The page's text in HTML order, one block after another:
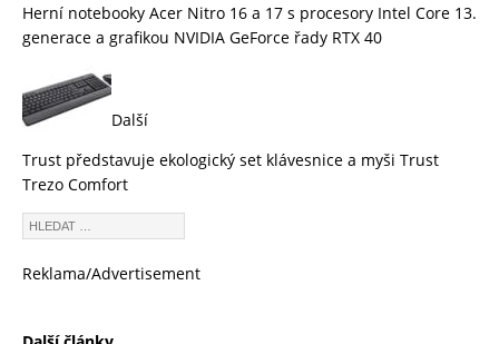
Herní notebooky Acer Nitro 16 a 17 s procesory Intel Core 13.
generace a grafikou NVIDIA GeForce řady RTX 40
Další
Trust představuje ekologický set klávesnice a myši Trust
Trezo Comfort
Reklama/Advertisement